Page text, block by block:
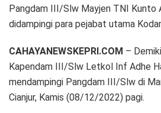
Pangdam III/Slw Mayjen TNI Kunto
didampingi para pejabat utama
CAHAYANEWSKEPRI.COM –
Kapendam III/Slw Letkol Inf Adhe
mendampingi Pangdam III/Slw di
Cianjur, Kamis (08/12/2022) pagi.